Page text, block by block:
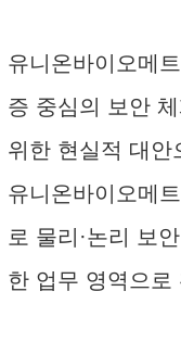
유니온바이오메
증 중심의 보안
위한 현실적 대안
유니온바이오메
로 물리·논리 보
한 업무 영역으로